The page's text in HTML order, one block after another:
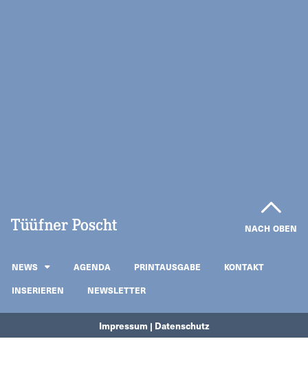
NACH OBEN
NEWS AGENDA PRINTAUSGABE
KONTAKT
INSERIEREN
NEWSLETTER
Impressum | Datenschutz